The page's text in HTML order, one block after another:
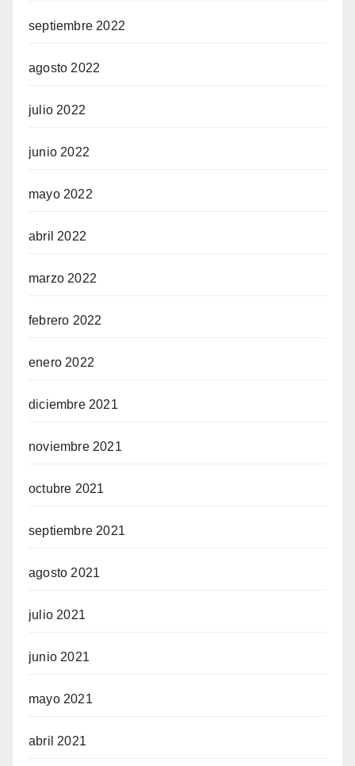
septiembre 2022
agosto 2022
julio 2022
junio 2022
mayo 2022
abril 2022
marzo 2022
febrero 2022
enero 2022
diciembre 2021
noviembre 2021
octubre 2021
septiembre 2021
agosto 2021
julio 2021
junio 2021
mayo 2021
abril 2021